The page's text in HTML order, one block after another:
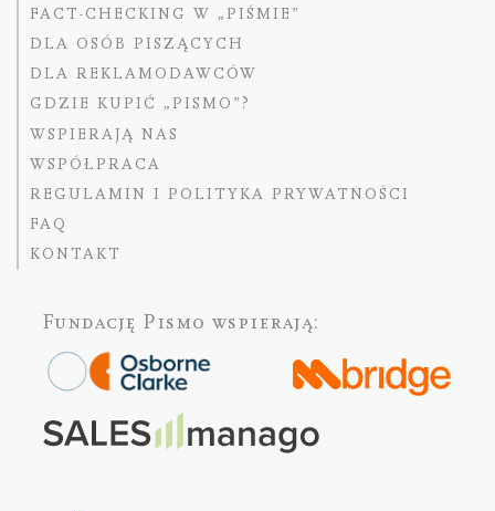
FACT-CHECKING W „PIŚMIE”
DLA OSÓB PISZĄCYCH
DLA REKLAMODAWCÓW
GDZIE KUPIĆ „PISMO”?
WSPIERAJĄ NAS
WSPÓŁPRACA
REGULAMIN I POLITYKA PRYWATNOŚCI
FAQ
KONTAKT
Fundację Pismo wspierają: